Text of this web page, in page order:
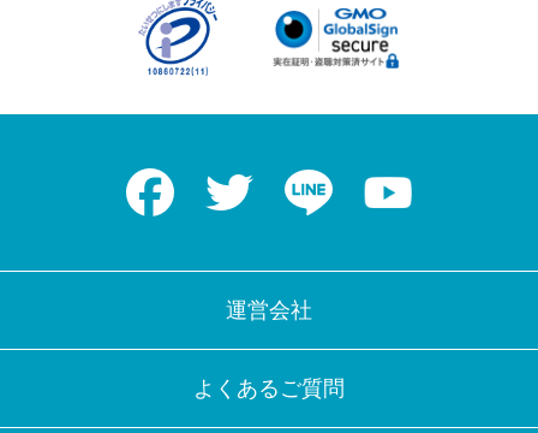
Facebook Twitter LINE
運営会社
よくあるご質問